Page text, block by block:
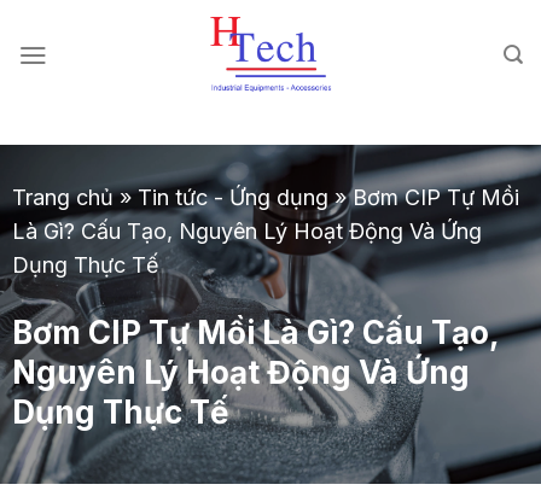
đến
Trang chủ»Tin tức - Ứng dụng»Bơm CIP Tự Mồi
Là Gì? Cấu Tạo, Nguyên Lý Hoạt Động Và Ứng
Dụng Thực Tế
Bơm CIP Tự Mồi Là Gì? Cấu Tạo,
Nguyên Lý Hoạt Động Và Ứng
Dụng Thực Tế